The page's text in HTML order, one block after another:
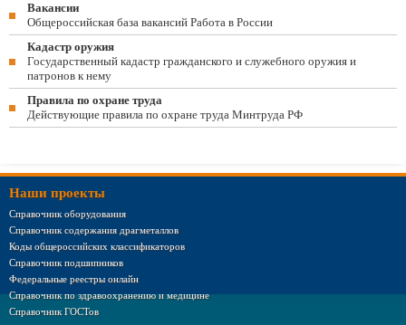
Вакансии
Общероссийская база вакансий Работа в России
Кадастр оружия
Государственный кадастр гражданского и служебного оружия и
патронов к нему
Правила по охране труда
Действующие правила по охране труда Минтруда РФ
Наши проекты
Справочник оборудования
Справочник содержания драгметаллов
Коды общероссийских классификаторов
Справочник подшипников
Федеральные реестры онлайн
Справочник по здравоохранению и медицине
Справочник ГОСТов